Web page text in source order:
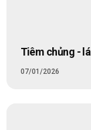
Tiêm chủng -
07/01/2026